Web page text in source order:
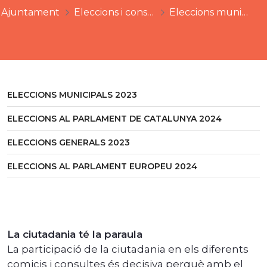
Ajuntament Eleccions i consultes Eleccions municipals
ELECCIONS MUNICIPALS 2023
ELECCIONS AL PARLAMENT DE CATALUNYA 2024
ELECCIONS GENERALS 2023
ELECCIONS AL PARLAMENT EUROPEU 2024
La ciutadania té la paraula
La participació de la ciutadania en els diferents
comicis i consultes és decisiva perquè amb el